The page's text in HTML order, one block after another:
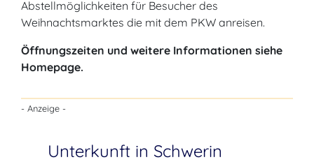
Abstellmöglichkeiten für Besucher des
Weihnachtsmarktes die mit dem PKW anreisen.
Öffnungszeiten und weitere Informationen siehe
Homepage.
- Anzeige -
Unterkunft in Schwerin